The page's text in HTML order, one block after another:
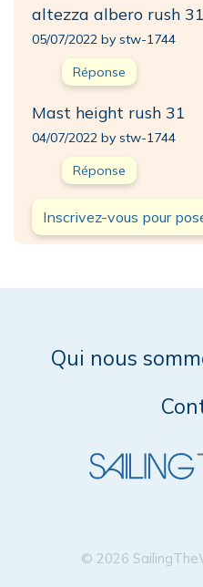
altezza albero rush
05/07/2022 by stw-1744
Réponse
Mast height rush 31
04/07/2022 by stw-1744
Réponse
Inscrivez-vous pour
Qui nous
© 2026